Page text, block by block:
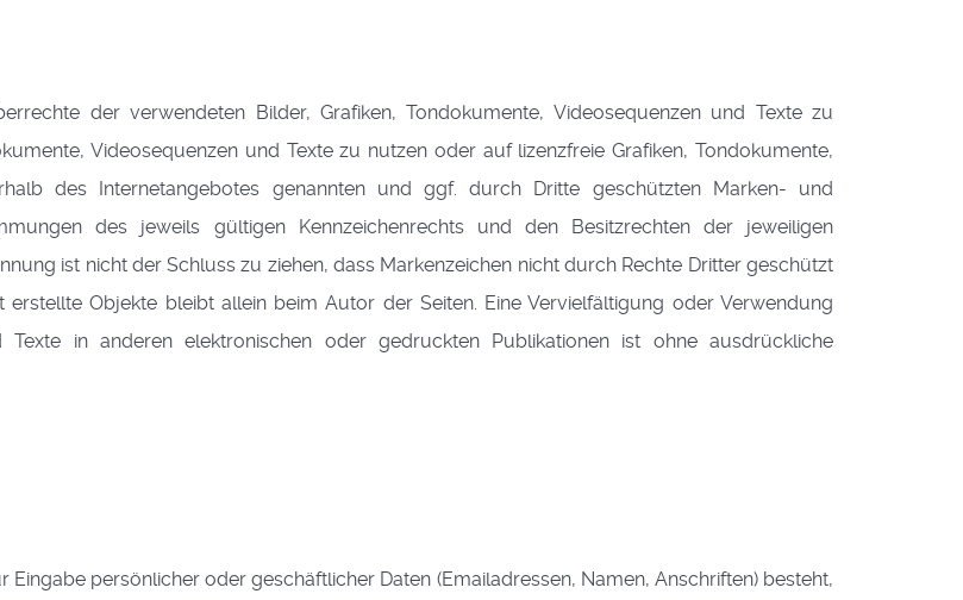
der verwendeten Bilder, Grafiken, Tondokumente, Videosequenzen und Texte zu
Videosequenzen und Texte zu nutzen oder auf lizenzfreie Grafiken, Tondokumente,
des Internetangebotes genannten und ggf. durch Dritte geschützten Marken- und
des jeweils gültigen Kennzeichenrechts und den Besitzrechten der jeweiligen
ist nicht der Schluss zu ziehen, dass Markenzeichen nicht durch Rechte Dritter geschützt
Objekte bleibt allein beim Autor der Seiten. Eine Vervielfältigung oder Verwendung
Texte in anderen elektronischen oder gedruckten Publikationen ist ohne ausdrückliche
persönlicher oder geschäftlicher Daten (Emailadressen, Namen, Anschriften) besteht,